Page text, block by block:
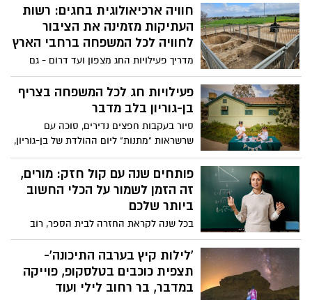
הדחפים. מי ינצח?
חוויה ארכיאולוגית בחגים: רשות
העתיקות מזמינה את הציבור
לחוויה לכל המשפחה ברחבי הארץ
מדריך פעילויות החג מצפון ועד דרום - גם
בחינם >>>
פעילויות חג לכל המשפחה בצריף
בן-גוריון בלב מדבר
סיור בעקבות חפצים נדירים, סוכה עם
שרשראות "מתנות" ליום ההולדת של בן-גוריון,
יצירת ברכות שנה טובה והצגה מרגשת
מקורית- "דוד ובן-גוריון" לילדים ולמבוגרים.
צריף בן-גוריון פותח את שעריו בחגי תשרי עם
שלל פעילויות מיוחדות לכל המשפחה
פותחים שנה עם קול חזק: מורים,
זה הזמן לשמור על הכלי החשוב
ביותר שלכם
בכל שנה לקראת החזרה לבית הספר, רוב
השיח הציבורי מתמקד בתלמידים ובהורים-
מה לקנות? מה לאכול? איך להתכונן נכון? אך
יש קבוצה נוספת וחשובה לא פחות שחוזרת
לשגרה לא פחות מאתגרת: המורים. עבורם,
הקול הוא כלי העבודה המרכזי, המשמש
'לילות קיץ בערבה התיכונה'-
תצפית כוכבים בטלסקופ, פוייקה
במדבר, בר רחוב לילי ועוד